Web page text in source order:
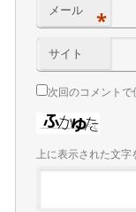
メール *
サイト
次回のコメント
上に表示された文字